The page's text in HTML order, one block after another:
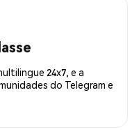
24x7, e a
do Telegram e